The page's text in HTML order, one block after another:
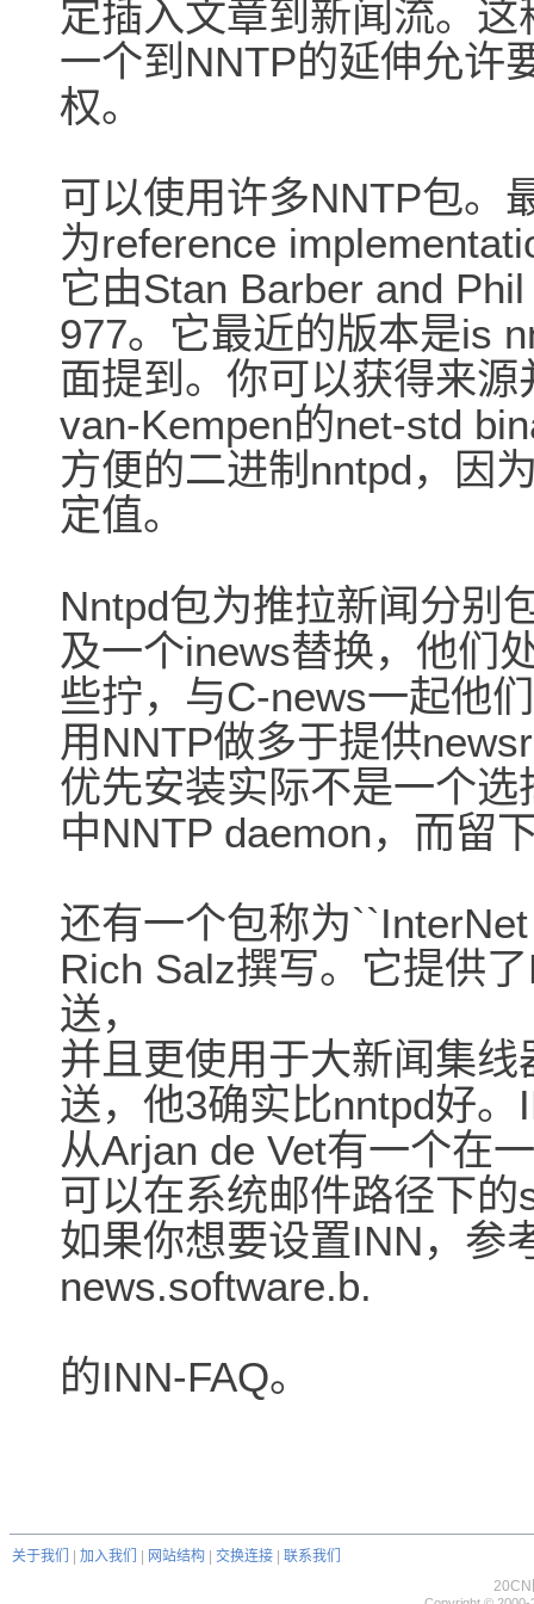
定插入文章到新闻流。
一个到NNTP的延伸允许
权。
可以使用许多NNTP包。
为reference
它由Stan Barber and
977。它最近的版本是is
面提到。你可以获得来
van-Kempen的net-std
方便的二进制nntpd，因
定值。
Nntpd包为推拉新闻分别
及一个inews替换，他们
些拧，与C-news一起他
用NNTP做多于提供
优先安装实际不是一个
中NNTP daemon，而留
还有一个包称为
Rich Salz撰写。它提供
送，
并且更使用于大新闻集
送，他3确实比nntpd好
从Arjan de Vet有一个在
可以在系统邮件路径下
如果你想要设置INN，参
news.software.b.
的INN-FAQ。
关于我们 加入我们 网站结构 交换连接
联系我们
20CN